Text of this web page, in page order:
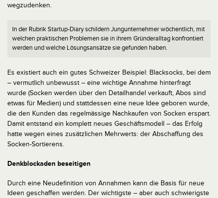
wegzudenken.
In der Rubrik Startup-Diary schildern Jungunternehmer wöchentlich, mit
welchen praktischen Problemen sie in ihrem Gründeralltag konfrontiert
werden und welche Lösungsansätze sie gefunden haben.
Es existiert auch ein gutes Schweizer Beispiel: Blacksocks, bei dem
– vermutlich unbewusst – eine wichtige Annahme hinterfragt
wurde (Socken werden über den Detailhandel verkauft, Abos sind
etwas für Medien) und stattdessen eine neue Idee geboren wurde,
die den Kunden das regelmässige Nachkaufen von Socken erspart.
Damit entstand ein komplett neues Geschäftsmodell – das Erfolg
hatte wegen eines zusätzlichen Mehrwerts: der Abschaffung des
Socken-Sortierens.
Denkblockaden beseitigen
Durch eine Neudefinition von Annahmen kann die Basis für neue
Ideen geschaffen werden. Der wichtigste – aber auch schwierigste